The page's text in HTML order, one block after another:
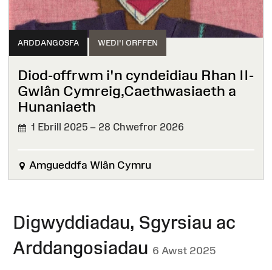
ARDDANGOSFA WEDI'I ORFFEN
Diod-offrwm i'n cyndeidiau Rhan II-
Gwlân Cymreig,Caethwasiaeth a
Hunaniaeth
1 Ebrill 2025 – 28 Chwefror 2026
WEDI'I
Amgueddfa Wlân Cymru
Digwyddiadau, Sgyrsiau ac
Arddangosiadau 6 Awst 2025